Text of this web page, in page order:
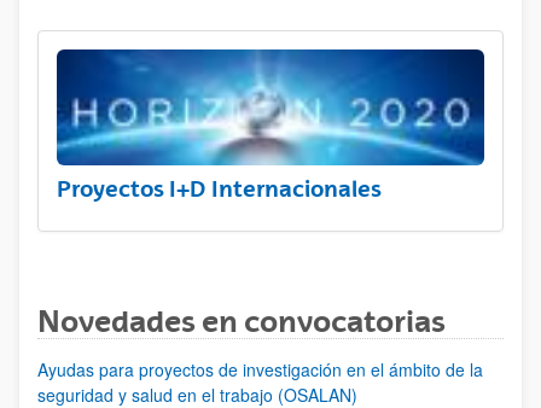
Proyectos I+D Internacionales
Novedades en convocatorias
Ayudas para proyectos de investigación en el ámbito de la
seguridad y salud en el trabajo (OSALAN)